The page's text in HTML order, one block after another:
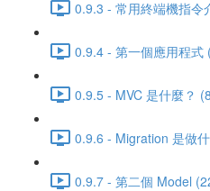
0.9.3 - 常用終端機指令
0.9.4 - 第一個應用程式
0.9.5 - MVC 是什麼？
0.9.6 - Migration 是做
0.9.7 - 第二個 Model